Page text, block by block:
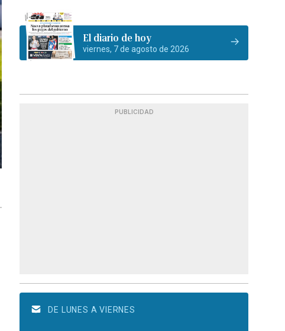
El diario de hoy
viernes, 7 de agosto de 2026
PUBLICIDAD
DE LUNES A VIERNES